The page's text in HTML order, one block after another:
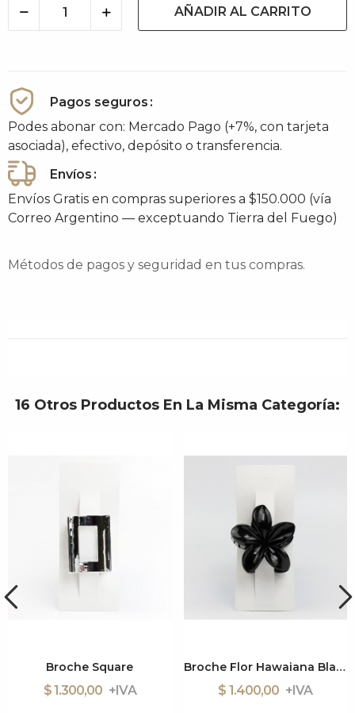
AÑADIR AL CARRITO
Pagos seguros
Podes abonar con: Mercado Pago (+7%, con tarjeta
asociada), efectivo, depósito o transferencia.
Envíos
Envíos Gratis en compras superiores a $150.000 (vía
Correo Argentino — exceptuando Tierra del Fuego)
Métodos de pagos y seguridad en tus compras.
16 Otros Productos En La Misma Categoría:
Broche Square
$ 1.300,00
Broche Flor Hawaiana Black
$ 1.400,00